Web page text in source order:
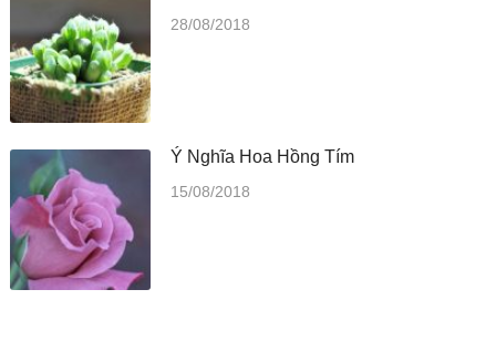
28/08/2018
Ý Nghĩa Hoa Hồng Tím
15/08/2018